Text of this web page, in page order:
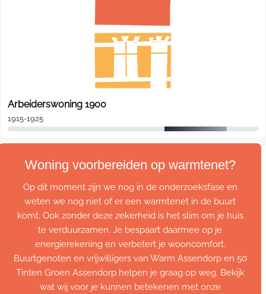
Arbeiderswoning 1900
1915-1925
Woning voorbereiden op warmtenet?
Op dit moment zijn we nog in de onderzoeksfase en
weten we nog niet of er een warmtenet in de buurt
komt. Ook zonder deze zekerheid is het slim om je huis
te verduurzamen. Je bespaart daarmee op je
energierekening en verbetert je wooncomfort.
Buurtgenoten en vrijwilligers van Warm Assendorp en 50
Tinten Groen Assendorp helpen je graag op weg. Bekijk
wat wij voor je kunnen betekenen met onze